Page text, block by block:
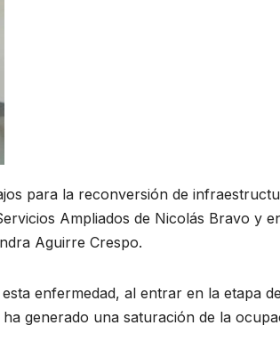
para la reconversión de
Ampliados de Nicolás Bravo y
Aguirre Crespo.
enfermedad, al entrar en la etapa
generado una saturación de la